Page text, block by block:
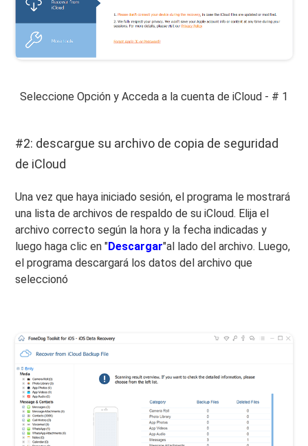
Seleccione Opción y Acceda a la cuenta de iCloud - # 1
#2: descargue su archivo de copia de seguridad
de iCloud
Una vez que haya iniciado sesión, el programa le mostrará
una lista de archivos de respaldo de su iCloud. Elija el
archivo correcto según la hora y la fecha indicadas y
luego haga clic en "Descargar"al lado del archivo. Luego,
el programa descargará los datos del archivo que
seleccionó